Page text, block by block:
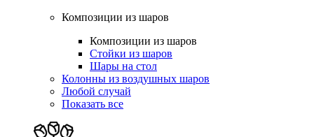
Композиции из шаров
Композиции из шаров
Стойки из шаров
Шары на стол
Колонны из воздушных шаров
Любой случай
Показать все